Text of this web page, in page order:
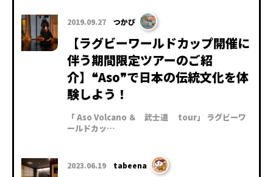
2019.09.27 つかぴ
【ラグビーワールドカップ開催に
伴う期間限定ツアーのご紹
介】❝Aso❞で日本の伝統文化を体
験しよう！
「 Aso Volcano ＆ 武士道 tour」 ラグビーワ
ールドカッ…
2023.06.19 tabeena